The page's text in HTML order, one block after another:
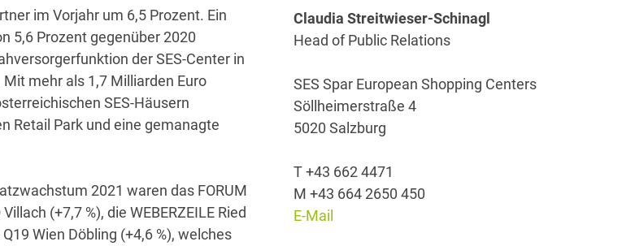
im Vorjahr um 6,5 Prozent. Ein
5,6 Prozent gegenüber 2020
der SES-Center in
mehr als 1,7 Milliarden Euro
SES-Häusern
Retail Park und eine gemanagte
2021 waren das FORUM
(+7,7 %), die WEBERZEILE Ried
Wien Döbling (+4,6 %), welches
Claudia Streitwieser-Schinagl
Head of Public Relations
SES Spar European Shopping Centers
Söllheimerstraße 4
5020 Salzburg
T +43 662 4471
M +43 664 2650 450
E-Mail